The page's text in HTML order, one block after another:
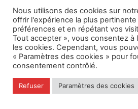
VOIR LES
Nous utilisons des cookies sur
offrir l'expérience la plus
préférences et en répétant vos
Tout accepter », vous consentez à
les cookies. Cependant, vous
« Paramètres des cookies » pour
consentement contrôlé.
Refuser Paramètres des cookies